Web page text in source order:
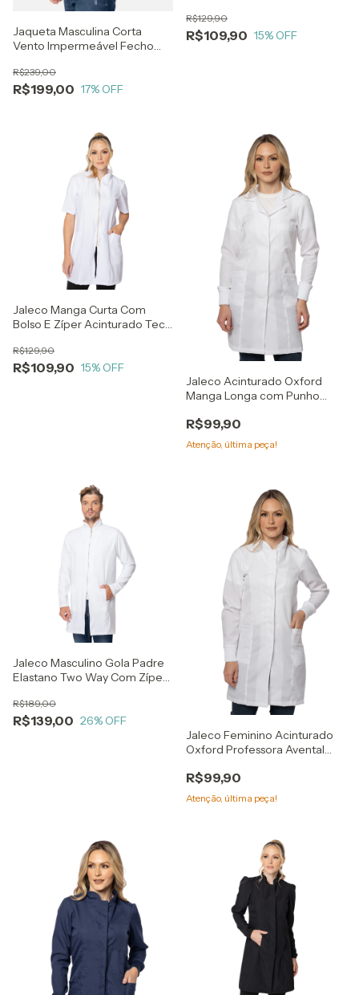
Jaqueta Masculina Corta
Vento Impermeável Fecho
R$199,00
R$239,00
17% OFF
R$109,90
R$129,90
15% OFF
Jaleco Manga Curta Com
Bolso E Zíper Acinturado Tec
R$109,90
R$129,90
15% OFF
Jaleco Acinturado Oxford
Manga Longa com Punho
R$99,90
Atenção, última peça!
Jaleco Masculino Gola Padre
Elastano Two Way Com Zíper
R$139,00
R$189,00
26% OFF
Jaleco Feminino Acinturado
Oxford Professora Avental
R$99,90
Atenção, última peça!